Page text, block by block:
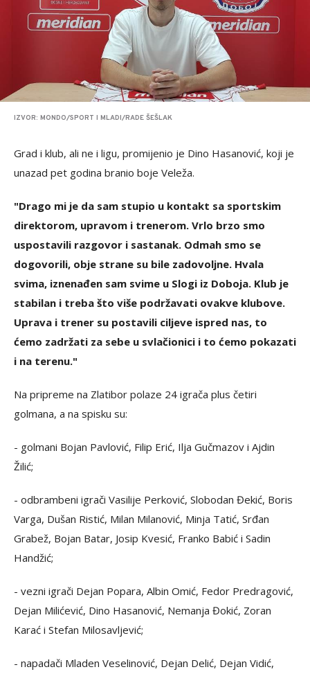
IZVOR: MONDO/SPORT I MLADI/RADE ŠEŠLAK
Grad i klub, ali ne i ligu, promijenio je Dino Hasanović, koji je
unazad pet godina branio boje Veleža.
"Drago mi je da sam stupio u kontakt sa sportskim
direktorom, upravom i trenerom. Vrlo brzo smo
uspostavili razgovor i sastanak. Odmah smo se
dogovorili, obje strane su bile zadovoljne. Hvala
svima, iznenađen sam svime u Slogi iz Doboja. Klub je
stabilan i treba što više podržavati ovakve klubove.
Uprava i trener su postavili ciljeve ispred nas, to
ćemo zadržati za sebe u svlačionici i to ćemo pokazati
i na terenu."
Na pripreme na Zlatibor polaze 24 igrača plus četiri
golmana, a na spisku su:
- golmani Bojan Pavlović, Filip Erić, Ilja Gučmazov i Ajdin
Žilić;
- odbrambeni igrači Vasilije Perković, Slobodan Đekić, Boris
Varga, Dušan Ristić, Milan Milanović, Minja Tatić, Srđan
Grabež, Bojan Batar, Josip Kvesić, Franko Babić i Sadin
Handžić;
- vezni igrači Dejan Popara, Albin Omić, Fedor Predragović,
Dejan Milićević, Dino Hasanović, Nemanja Đokić, Zoran
Karać i Stefan Milosavljević;
- napadači Mladen Veselinović, Dejan Delić, Dejan Vidić,